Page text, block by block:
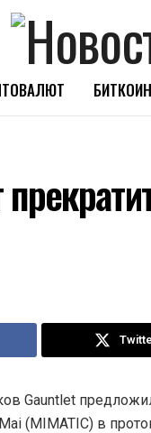
БИТКОИН
Gauntlet
(MIMATIC) в